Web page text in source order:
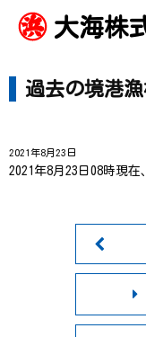
大海株
過去の境港
2021年8月23日
2021年8月23日08時